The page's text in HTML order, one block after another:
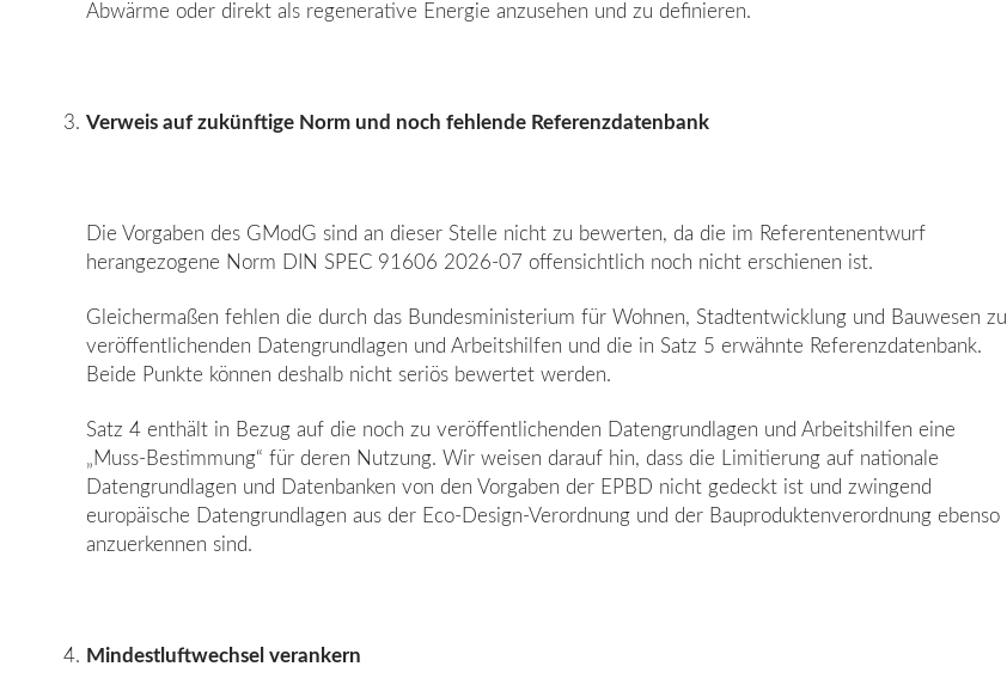
Abwärme oder direkt als regenerative Energie anzusehen und zu definieren.
Verweis auf zukünftige Norm und noch fehlende Referenzdatenbank
Die Vorgaben des GModG sind an dieser Stelle nicht zu bewerten, da die im Referenten­entwurf
herangezogene Norm DIN SPEC 91606 2026-07 offensichtlich noch nicht erschienen ist.
Gleichermaßen fehlen die durch das Bundesministerium für Wohnen, Stadtentwicklung und Bauwesen zu
veröffentlichenden Datengrundlagen und Arbeitshilfen und die in Satz 5 er­wähnte Referenzdatenbank.
Beide Punkte können deshalb nicht seriös bewertet werden.
Satz 4 enthält in Bezug auf die noch zu veröffentlichenden Datengrundlagen und Arbeitshilfen eine
„Muss-Bestimmung“ für deren Nutzung. Wir weisen darauf hin, dass die Limitierung auf nationale
Datengrundlagen und Datenbanken von den Vorgaben der EPBD nicht gedeckt ist und zwingend
europäische Datengrundlagen aus der Eco-Design-Verordnung und der Bau­produktenverordnung ebenso
anzuerkennen sind.
Mindestluftwechsel verankern